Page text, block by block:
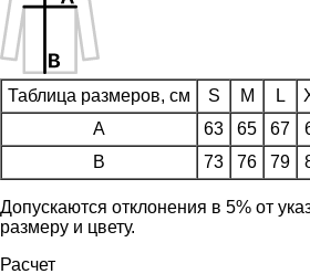
Таблица размеров, см S M L
A
63 65 67
B
73 76 79
Допускаются отклонения в 5% от
размеру и цвету.
Расчет